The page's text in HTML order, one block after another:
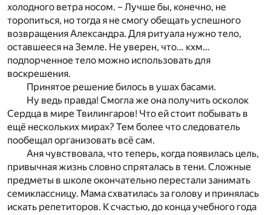
холодного ветра носом. – Лучше бы, конечно, не
торопиться, но тогда я не смогу обещать успешного
возвращения Александра. Для ритуала нужно тело,
оставшееся на Земле. Не уверен, что… кхм…
подпорченное тело можно использовать для
воскрешения.
Принятое решение билось в ушах басами.
Ну ведь правда! Смогла же она получить осколок
Сердца в мире Твилингаров! Что ей стоит побывать в
ещё нескольких мирах? Тем более что следователь
пообещал организовать всё сам.
Аня чувствовала, что теперь, когда появилась цель,
привычная жизнь словно спряталась в тени. Сложные
предметы в школе окончательно перестали занимать
семиклассницу. Мама схватилась за голову и принялась
искать репетиторов. К счастью, до конца учебного года